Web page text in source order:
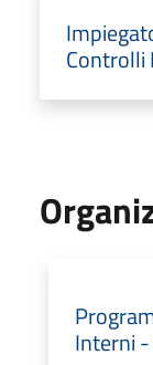
Controlli
Interni